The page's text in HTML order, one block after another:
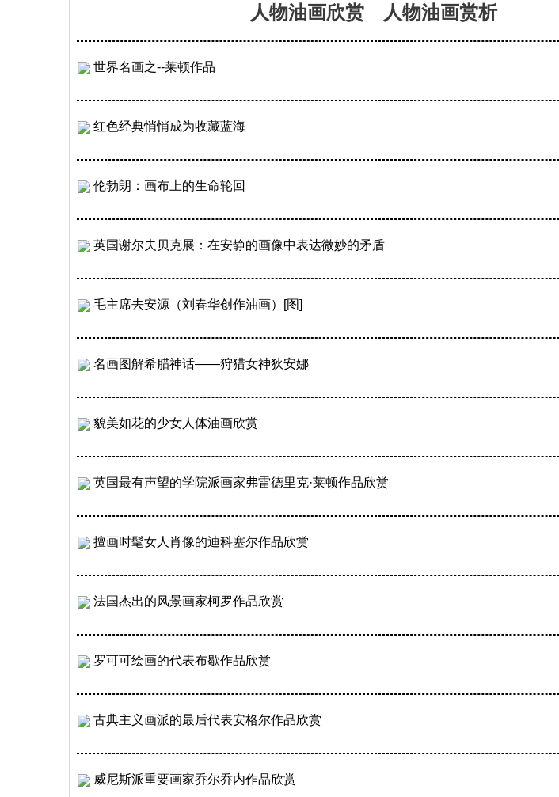
人物油画欣赏 人物油画赏析
世界名画之--莱顿作品
红色经典悄悄成为收藏蓝海
伦勃朗：画布上的生命轮回
英国谢尔夫贝克展：在安静的画像中表达微妙的矛盾
毛主席去安源（刘春华创作油画）[图]
名画图解希腊神话——狩猎女神狄安娜
貌美如花的少女人体油画欣赏
英国最有声望的学院派画家弗雷德里克·莱顿作品欣赏
擅画时髦女人肖像的迪科塞尔作品欣赏
法国杰出的风景画家柯罗作品欣赏
罗可可绘画的代表布歇作品欣赏
古典主义画派的最后代表安格尔作品欣赏
威尼斯派重要画家乔尔乔内作品欣赏